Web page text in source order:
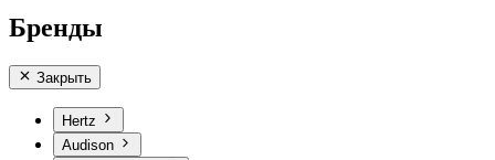
Бренды
Закрыть
Hertz
Audison